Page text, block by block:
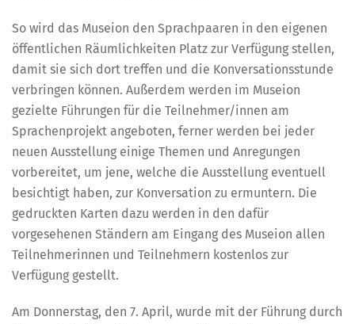
So wird das Museion den Sprachpaaren in den eigenen
öffentlichen Räumlichkeiten Platz zur Verfügung stellen,
damit sie sich dort treffen und die Konversationsstunde
verbringen können. Außerdem werden im Museion
gezielte Führungen für die Teilnehmer/innen am
Sprachenprojekt angeboten, ferner werden bei jeder
neuen Ausstellung einige Themen und Anregungen
vorbereitet, um jene, welche die Ausstellung eventuell
besichtigt haben, zur Konversation zu ermuntern. Die
gedruckten Karten dazu werden in den dafür
vorgesehenen Ständern am Eingang des Museion allen
Teilnehmerinnen und Teilnehmern kostenlos zur
Verfügung gestellt.
Am Donnerstag, den 7. April, wurde mit der Führung durch